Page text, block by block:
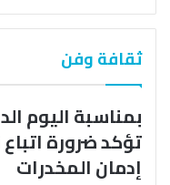
ثقافة وفن
بمناسبة اليوم
تؤكد ضرورة
إدمان المخدرات